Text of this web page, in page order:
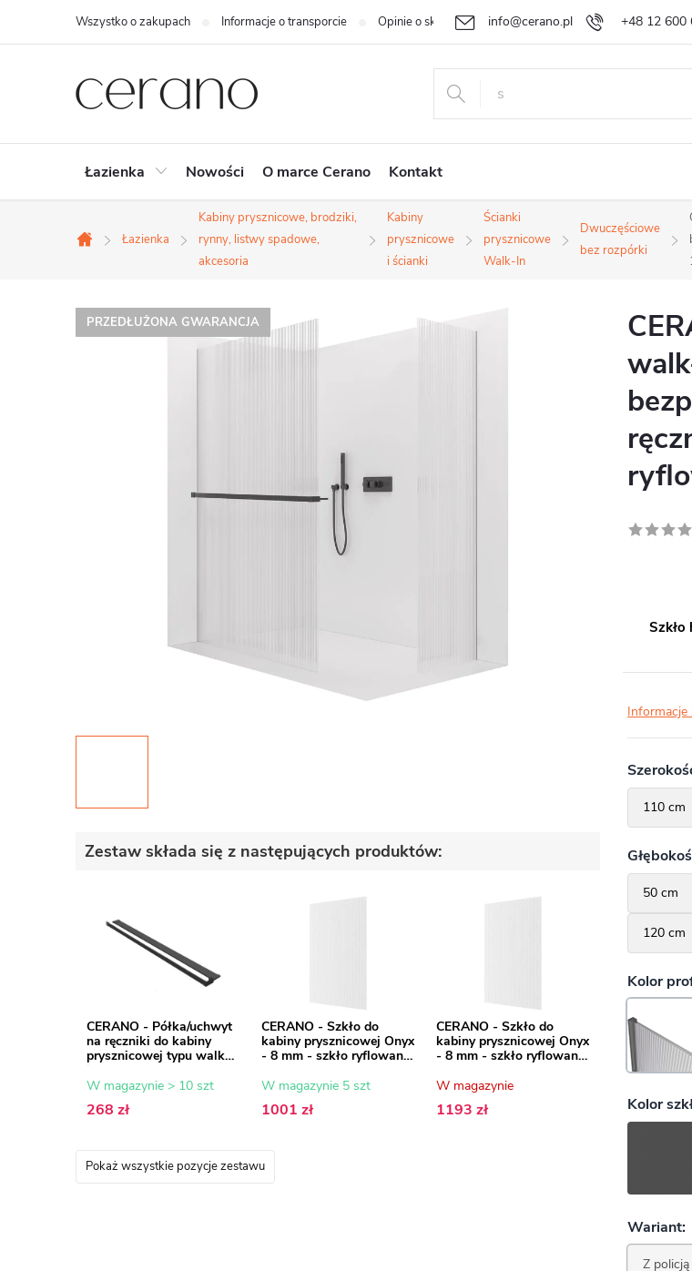
+48 12 600
info@cerano.pl
Wszystko o zakupach Informacje o transporcie Opinie o sklepie Indywidualna wycena Zwroty i
Łazienka Nowości O marce Cerano Kontakt
Home
Łazienka
Kabiny prysznicowe, brodziki,
rynny, listwy spadowe,
akcesoria
Kabiny
prysznicowe
i ścianki
Ścianki
prysznicowe
Walk-In
Dwuczęściowe
bez rozpórki
PRZEDŁUŻONA GWARANCJA
Zestaw składa się z następujących produktów:
CERANO - Półka/uchwyt
na ręczniki do kabiny
prysznicowej typu walk-
mat - 30 do 160 cm
W magazynie > 10 szt
268 zł
CERANO - Szkło do
kabiny prysznicowej Onyx
- 8 mm - szkło ryflowane
W magazynie 5 szt
1001 zł
CERANO - Szkło do
kabiny prysznicowej Onyx
- 8 mm - szkło ryflowane
W magazynie
1193 zł
Pokaż wszystkie pozycje zestawu
Informacje